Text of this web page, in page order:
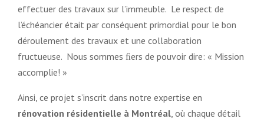
effectuer des travaux sur l’immeuble. Le respect de
l’échéancier était par conséquent primordial pour le bon
déroulement des travaux et une collaboration
fructueuse. Nous sommes ﬁers de pouvoir dire: « Mission
accomplie! »
Ainsi, ce projet s’inscrit dans notre expertise en
rénovation résidentielle à Montréal , où chaque détail